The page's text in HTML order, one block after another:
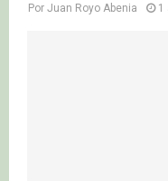
Por Juan Royo Abenia 1